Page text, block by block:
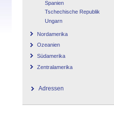
Spanien
Tschechische Republik
Ungarn
Nordamerika
Ozeanien
Südamerika
Zentralamerika
Adressen